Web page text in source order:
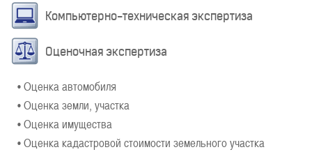
Компьютерно-техническая экспертиза
Оценочная экспертиза
• Оценка автомобиля
• Оценка земли, участка
• Оценка имущества
• Оценка кадастровой стоимости земельного участка